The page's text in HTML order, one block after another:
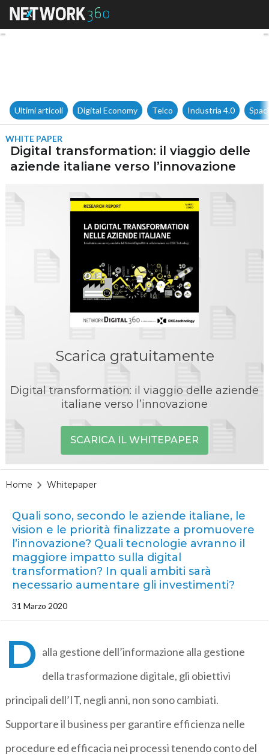
Digital transformation: il
Ultimi articoli Digital Economy Telco Industria 4.0
WHITE PAPER
Digital transformation: il viaggio delle
aziende italiane verso l’innovazione
Scarica gratuitamente
Digital transformation: il viaggio delle aziende
italiane verso l’innovazione
SCARICA IL WHITEPAPER
Home Whitepaper
Quali sono, secondo le aziende italiane, le
vision e le priorità finalizzate a promuovere
l’innovazione? Quali tecnologie avranno il
maggiore impatto sulla digital
transformation? In quali ambiti sarà
necessario aumentare gli investimenti?
31 Marzo 2020
D alla gestione dell’informazione alla gestione
della trasformazione digitale, gli obiettivi
principali dell’IT, negli anni, non sono cambiati.
Supportare il business per garantire efficienza nelle
procedure ed efficacia nei processi tenendo conto del